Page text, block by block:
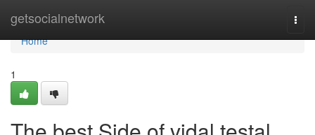
getsocialnetwork
Home
Home
1